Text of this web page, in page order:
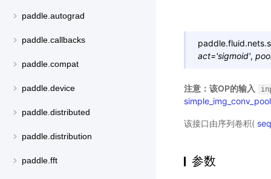
paddle.autograd
paddle.callbacks
paddle.compat
paddle.device
paddle.distributed
paddle.distribution
paddle.fft
paddle.fluid.nets.
act='sigmoid',
注意：该OP的输入
simple_img_conv_pool
该接口由序列卷积(
参数